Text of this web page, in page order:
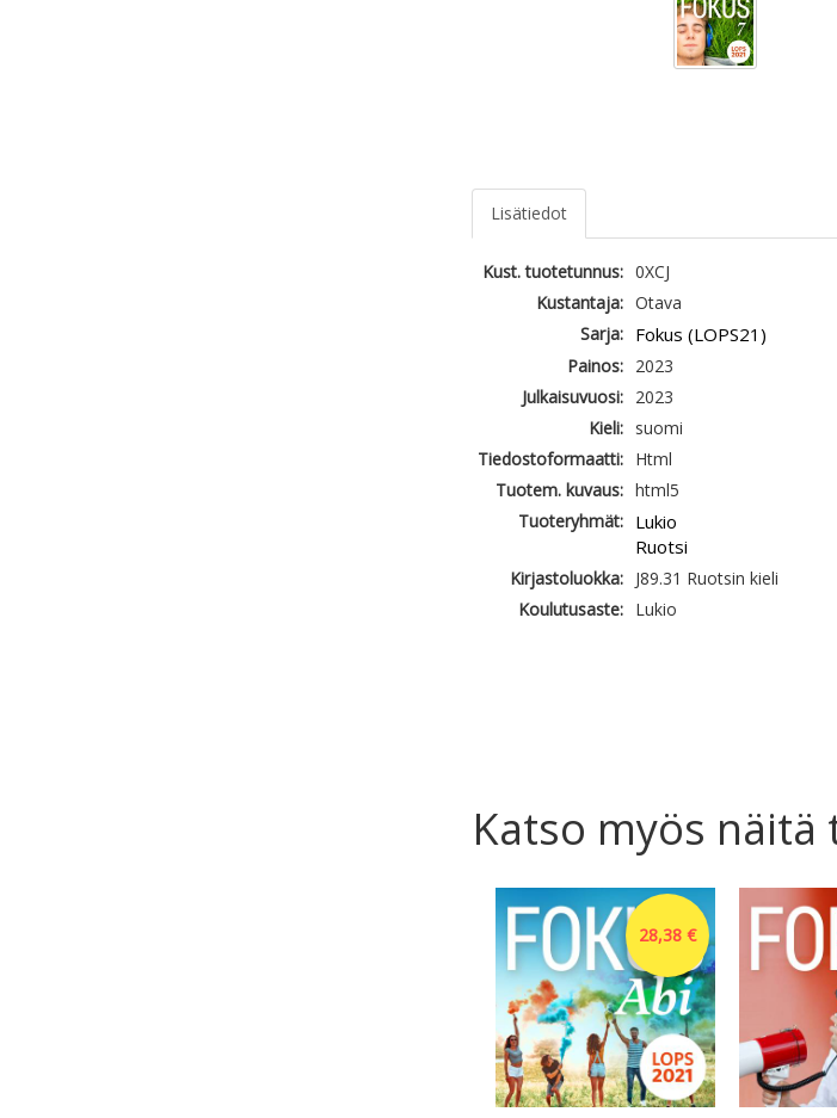
Lisätiedot
Kust. tuotetunnus: 0XCJ
Kustantaja: Otava
Sarja:
Fokus (LOPS21)
Painos:
2023
Julkaisuvuosi:
2023
Kieli:
suomi
Tiedostoformaatti:
Html
Tuotem. kuvaus: html5
Tuoteryhmät:
Lukio
Ruotsi
Kirjastoluokka:
J89.31 Ruotsin kieli
Koulutusaste:
Lukio
Katso myös
28,38 €